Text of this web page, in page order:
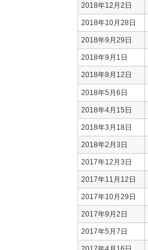
2018年12月2日
2018年10月28日
2018年9月29日
2018年9月1日
2018年8月12日
2018年5月6日
2018年4月15日
2018年3月18日
2018年2月3日
2017年12月3日
2017年11月12日
2017年10月29日
2017年9月2日
2017年5月7日